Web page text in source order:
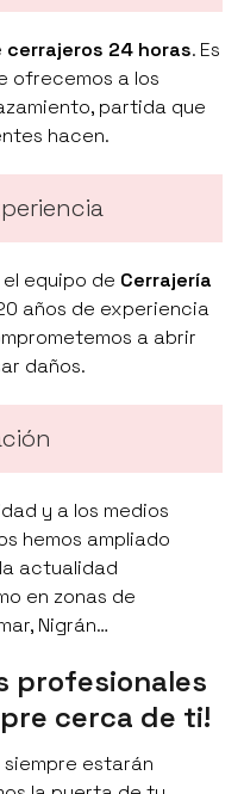
cerrajeros 24 horas. Es
ofrecemos a los
partida que
hacen.
equipo de Cerrajería
años de experiencia
a abrir
daños.
y a los medios
hemos ampliado
actualidad
en zonas de
Nigrán…
profesionales
cerca de ti!
estarán